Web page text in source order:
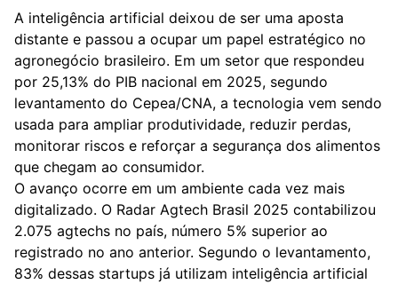
A inteligência artificial deixou de ser uma aposta
distante e passou a ocupar um papel estratégico no
agronegócio brasileiro. Em um setor que respondeu
por 25,13% do PIB nacional em 2025, segundo
levantamento do Cepea/CNA, a tecnologia vem sendo
usada para ampliar produtividade, reduzir perdas,
monitorar riscos e reforçar a segurança dos alimentos
que chegam ao consumidor.
O avanço ocorre em um ambiente cada vez mais
digitalizado. O Radar Agtech Brasil 2025 contabilizou
2.075 agtechs no país, número 5% superior ao
registrado no ano anterior. Segundo o levantamento,
83% dessas startups já utilizam inteligência artificial